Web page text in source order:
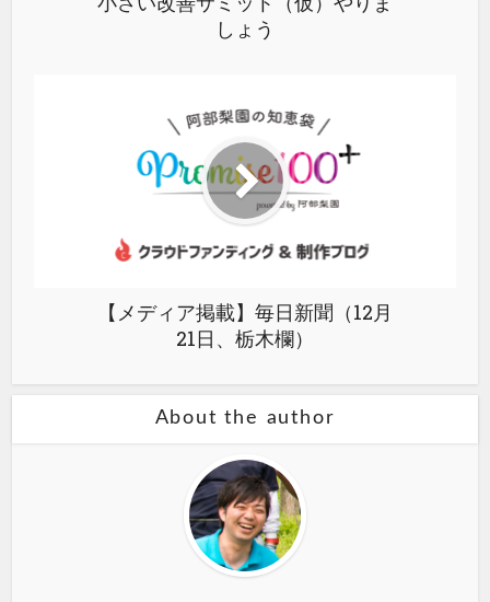
しょう
【メディア掲載】毎日新聞（12月
21日、栃木欄）
About the author